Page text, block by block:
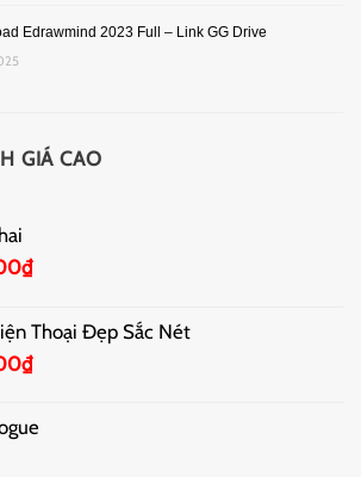
Edrawmind 2023 Full – Link GG Drive
GIÁ CAO
₫
Thoại Đẹp Sắc Nét
₫